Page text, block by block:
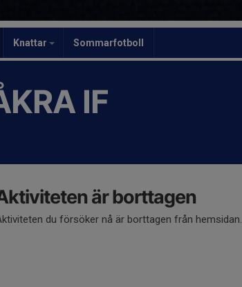
Knattar Sommarfotboll
IF
är borttagen
du försöker nå är borttagen från hemsidan.